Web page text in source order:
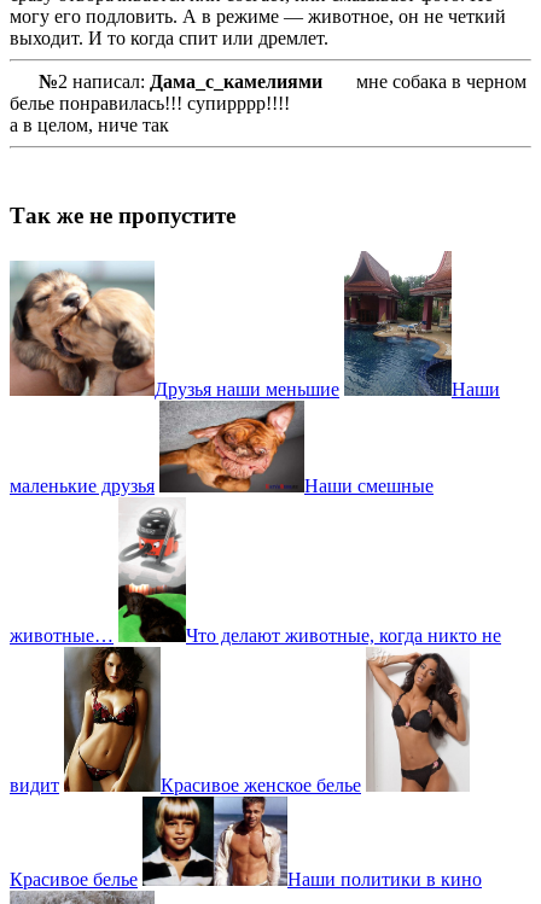
могу его подловить. А в режиме — животное, он не четкий
выходит. И то когда спит или дремлет.
№2 написал: Дама_с_камелиями
мне собака в черном
белье понравилась!!! супирррр!!!!
а в целом, ниче так
Так же не пропустите
Друзья наши меньшие Наши
маленькие друзья Наши смешные
животные… Что делают животные, когда никто не
видит Красивое женское белье
Красивое белье Наши политики в кино